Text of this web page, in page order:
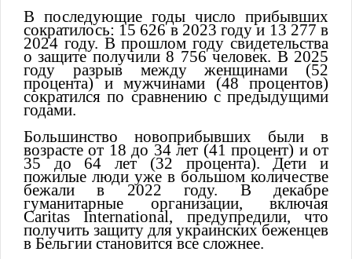
В последующие годы число прибывших
сократилось: 15 626 в 2023 году и 13 277 в
2024 году. В прошлом году свидетельства
о защите получили 8 756 человек. В 2025
году разрыв между женщинами (52
процента) и мужчинами (48 процентов)
сократился по сравнению с предыдущими
годами.
Большинство новоприбывших были в
возрасте от 18 до 34 лет (41 процент) и от
35 до 64 лет (32 процента). Дети и
пожилые люди уже в большом количестве
бежали в 2022 году. В декабре
гуманитарные организации, включая
Caritas International, предупредили, что
получить защиту для украинских беженцев
в Бельгии становится все сложнее.